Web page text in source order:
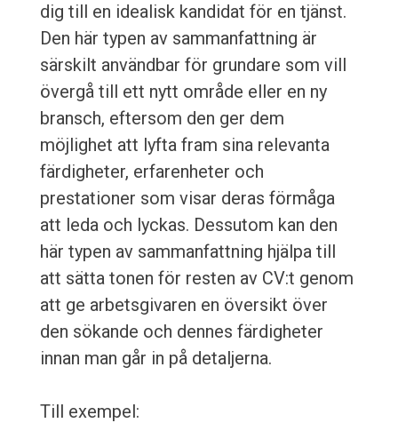
dig till en idealisk kandidat för en tjänst.
Den här typen av sammanfattning är
särskilt användbar för grundare som vill
övergå till ett nytt område eller en ny
bransch, eftersom den ger dem
möjlighet att lyfta fram sina relevanta
färdigheter, erfarenheter och
prestationer som visar deras förmåga
att leda och lyckas. Dessutom kan den
här typen av sammanfattning hjälpa till
att sätta tonen för resten av CV:t genom
att ge arbetsgivaren en översikt över
den sökande och dennes färdigheter
innan man går in på detaljerna.
Till exempel: